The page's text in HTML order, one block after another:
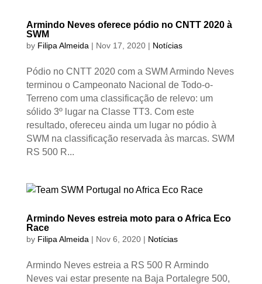
Armindo Neves oferece pódio no CNTT 2020 à
SWM
by Filipa Almeida | Nov 17, 2020| Notícias
Pódio no CNTT 2020 com a SWM Armindo Neves
terminou o Campeonato Nacional de Todo-o-
Terreno com uma classificação de relevo: um
sólido 3º lugar na Classe TT3. Com este
resultado, ofereceu ainda um lugar no pódio à
SWM na classificação reservada às marcas. SWM
RS 500 R...
Armindo Neves estreia moto para o Africa Eco
Race
by Filipa Almeida | Nov 6, 2020| Notícias
Armindo Neves estreia a RS 500 R Armindo
Neves vai estar presente na Baja Portalegre 500,